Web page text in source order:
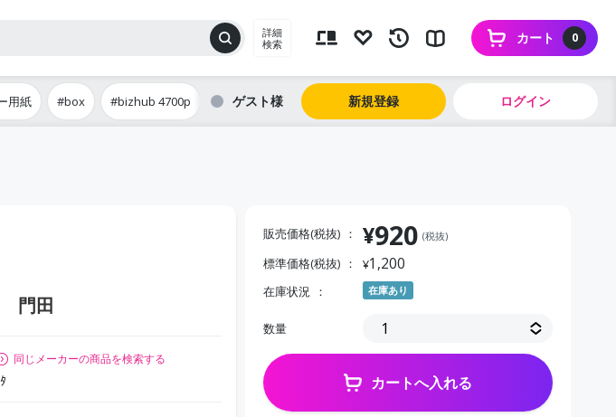
詳細
検索
0
カート
用紙 #box #bizhub 4700p ゲスト 新規登録 ログイン
門田
同じメーカーの商品を検索する
販売価格(税抜) ¥920 (税抜)
標準価格(税抜) ¥1,200
在庫状況 在庫あり
数量
カートへ入れる